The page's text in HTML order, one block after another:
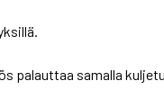
palauttaa samalla